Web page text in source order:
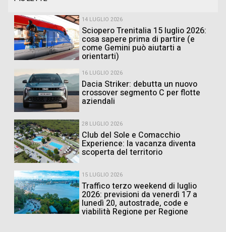
14 LUGLIO 2026
Sciopero Trenitalia 15 luglio 2026:
cosa sapere prima di partire (e
come Gemini può aiutarti a
orientarti)
16 LUGLIO 2026
Dacia Striker: debutta un nuovo
crossover segmento C per flotte
aziendali
28 LUGLIO 2026
Club del Sole e Comacchio
Experience: la vacanza diventa
scoperta del territorio
15 LUGLIO 2026
Traffico terzo weekend di luglio
2026: previsioni da venerdì 17 a
lunedì 20, autostrade, code e
viabilità Regione per Regione